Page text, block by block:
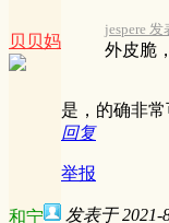
贝贝妈
jespere
外皮脆
是，的确非
回复
举报
和宁 发表于 2021-